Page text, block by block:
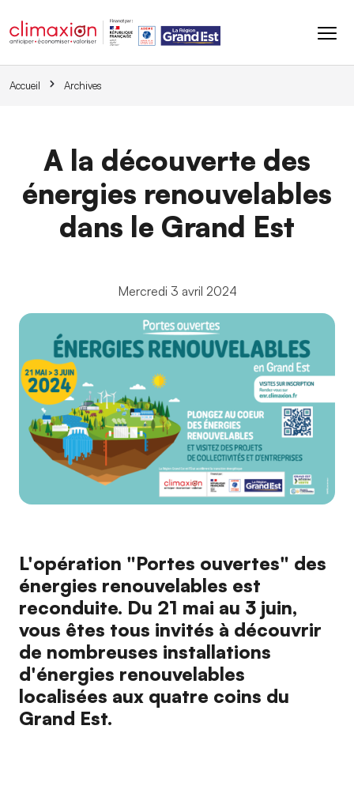
Accueil Archives
A la découverte des
énergies renouvelables
dans le Grand Est
Mercredi 3 avril 2024
L'opération "Portes ouvertes" des
énergies renouvelables est
reconduite. Du 21 mai au 3 juin,
vous êtes tous invités à découvrir
de nombreuses installations
d'énergies renouvelables
localisées aux quatre coins du
Grand Est.